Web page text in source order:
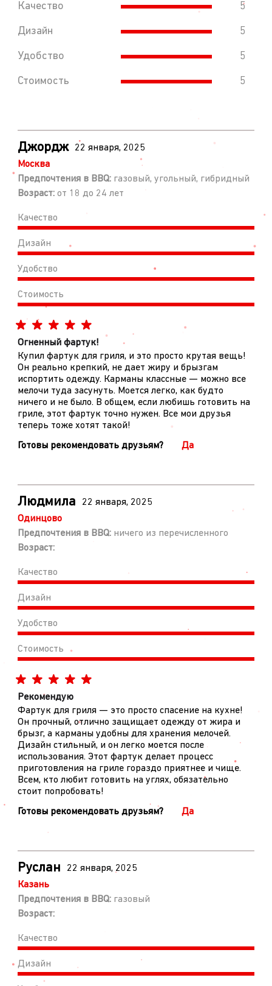
Качество
5
Дизайн 5
Удобство 5
Стоимость 5
Джордж
22 января, 2025
Москва
Предпочтения в BBQ: газовый, угольный, гибридный
Возраст: от 18 до 24 лет
Качество
Дизайн
Удобство
Стоимость
Огненный фартук!
Купил фартук для гриля, и это просто крутая вещь!
Он реально крепкий, не дает жиру и брызгам
испортить одежду. Карманы классные — можно все
мелочи туда засунуть. Моется легко, как будто
ничего и не было. В общем, если любишь готовить на
гриле, этот фартук точно нужен. Все мои друзья
теперь тоже хотят такой!
Готовы рекомендовать друзьям? Да
Людмила
22 января, 2025
Одинцово
Предпочтения в BBQ: ничего из перечисленного
Возраст:
Качество
Дизайн
Удобство
Стоимость
Рекомендую
Фартук для гриля — это просто спасение на кухне!
Он прочный, отлично защищает одежду от жира и
брызг, а карманы удобны для хранения мелочей.
Дизайн стильный, и он легко моется после
использования. Этот фартук делает процесс
приготовления на гриле гораздо приятнее и чище.
Всем, кто любит готовить на углях, обязательно
стоит попробовать!
Готовы рекомендовать друзьям? Да
Руслан
22 января, 2025
Казань
Предпочтения в BBQ: газовый
Возраст:
Качество
Дизайн